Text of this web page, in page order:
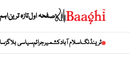
صفحہ اولتازہ ترین
ٹرینڈنگاسلام آبادکشمیرجرائمسیاسی بلاگز